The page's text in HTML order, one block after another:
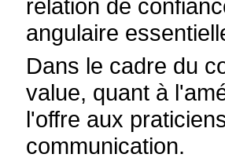
relation de
angulaire
Dans le cadre du
value, quant à
l'offre aux
communication.